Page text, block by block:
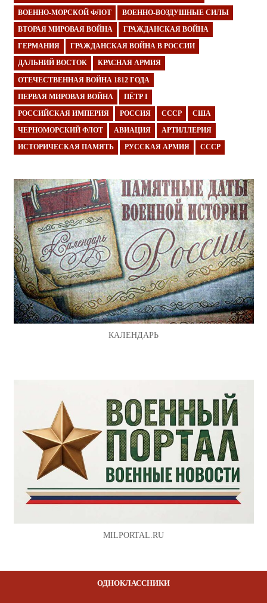
ВОЕННО-МОРСКОЙ ФЛОТ ВОЕННО-ВОЗДУШНЫЕ СИЛЫ
ВТОРАЯ МИРОВАЯ ВОЙНА ГРАЖДАНСКАЯ ВОЙНА
ГЕРМАНИЯ ГРАЖДАНСКАЯ ВОЙНА В РОССИИ
ДАЛЬНИЙ ВОСТОК КРАСНАЯ АРМИЯ
ОТЕЧЕСТВЕННАЯ ВОЙНА 1812 ГОДА
ПЕРВАЯ МИРОВАЯ ВОЙНА ПЁТР I
РОССИЙСКАЯ ИМПЕРИЯ РОССИЯ СССР США
ЧЕРНОМОРСКИЙ ФЛОТ АВИАЦИЯ АРТИЛЛЕРИЯ
ИСТОРИЧЕСКАЯ ПАМЯТЬ РУССКАЯ АРМИЯ СССР
КАЛЕНДАРЬ
MILPORTAL.RU
ОДНОКЛАССНИКИ